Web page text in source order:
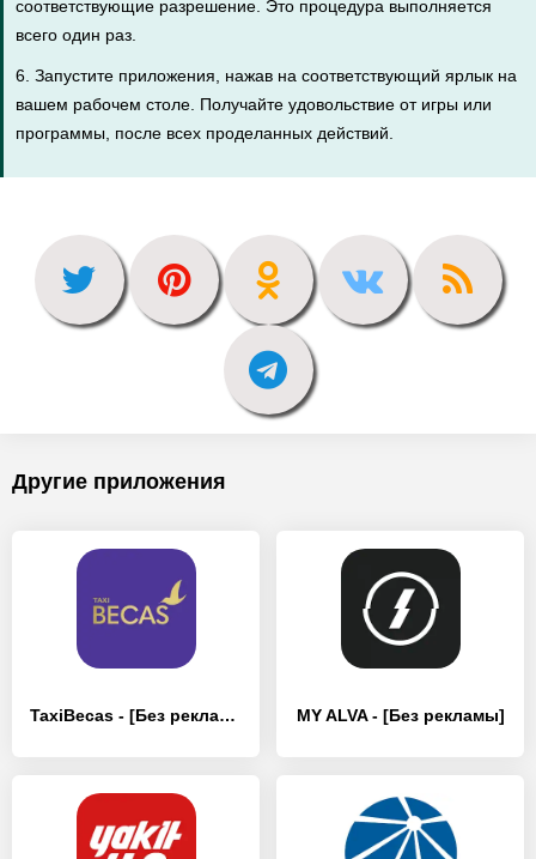
соответствующие разрешение. Это процедура выполняется
всего один раз.
6. Запустите приложения, нажав на соответствующий ярлык на
вашем рабочем столе. Получайте удовольствие от игры или
программы, после всех проделанных действий.
Другие приложения
TaxiBecas - [Без рекламы] MY ALVA - [Без рекламы]